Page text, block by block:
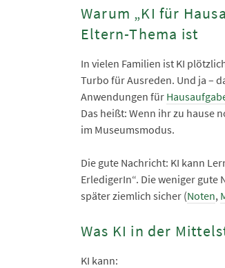
Warum „KI für
Eltern-Thema ist
In vielen Familien ist KI
Turbo für Ausreden. Und ja –
Anwendungen für
Das heißt: Wenn ihr zu hause
im Museumsmodus.
Die gute Nachricht: KI kann
ErledigerIn“. Die weniger
später ziemlich sicher (Noten,
Was KI in der
KI kann: